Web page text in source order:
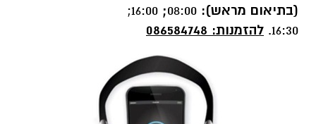
(בתיאום מראש): 08:00
;
16:00;
16:30. להזמנות: 086584748